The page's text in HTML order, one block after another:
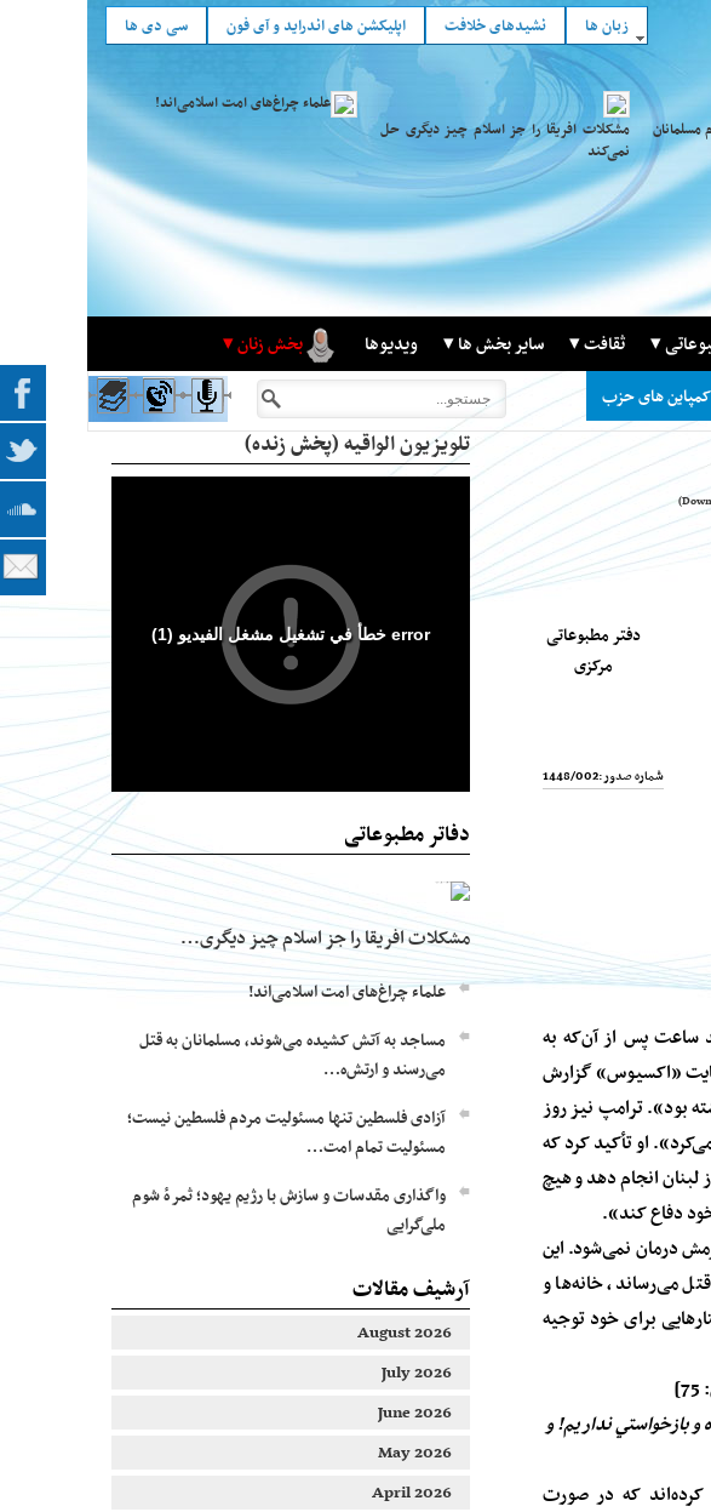
سی دی ها اپلیکشن های اندراید و آی فون نشید‌های خلافت زبان ها
مشکلات افریقا را جز اسلام چیز دیگری حل
نمی‌کند
علماء چراغ‌های امت اسلامی‌اند!
ثقافت سایر بخش ها ویدیوها بخش زنان
کمپاین های حزب
شماره صدور:1448/002
دفتر مطبوعاتی
مرکزی
آن‌هم چند ساعت پس از آن‌که به
وب‌سایت «اکسیوس» گزارش
بود». ترامپ نیز روز
او تأکید کرد که
انجام دهد و هیچ
دفاع کند».
درمان نمی‌شود. این
می‌رساند، خانه‌ها و
برای خود توجیه
بازخواستي نداريم! و
کرده‌اند که در صورت
تلویزیون الواقیه (پخش زنده)
دفاتر مطبوعاتی
مشکلات افریقا را جز اسلام چیز دیگری…
علماء چراغ‌های امت اسلامی‌اند!
مساجد به آتش کشیده می‌شوند، مسلمانان به قتل
می‌رسند و ارتش‌ه…
آزادی فلسطین تنها مسئولیت مردم فلسطین نیست؛
مسئولیت تمام امت…
واگذاری مقدسات و سازش با رژیم یهود؛ ثمرۀ شوم
ملی‌گرایی
آرشیف مقالات
August 2026
July 2026
June 2026
May 2026
April 2026